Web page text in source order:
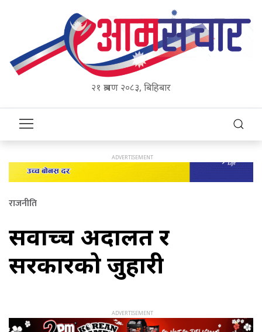
२१ श्रावण २०८३, बिहिबार
राजनीति
सर्वोच्च अदालत र
सरकारको जुहारी